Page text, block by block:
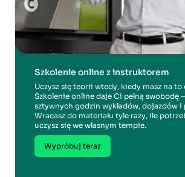
Szkolenie online z instruktorem
Uczysz się teorii wtedy, kiedy masz na to
Szkolenie online daje Ci pełną swobodę
sztywnych godzin wykładów, dojazdów i
Wracasz do materiału tyle razy, ile
uczysz się we własnym tempie.
Wypróbuj teraz